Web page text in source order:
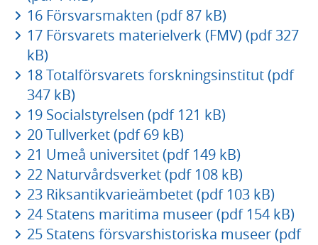
16 Försvarsmakten (pdf 87 kB)
17 Försvarets materielverk (FMV) (pdf 327
kB)
18 Totalförsvarets forskningsinstitut (pdf
347 kB)
19 Socialstyrelsen (pdf 121 kB)
20 Tullverket (pdf 69 kB)
21 Umeå universitet (pdf 149 kB)
22 Naturvårdsverket (pdf 108 kB)
23 Riksantikvarieämbetet (pdf 103 kB)
24 Statens maritima museer (pdf 154 kB)
25 Statens försvarshistoriska museer (pdf